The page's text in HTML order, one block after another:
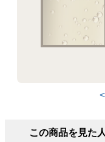
この商品を見た